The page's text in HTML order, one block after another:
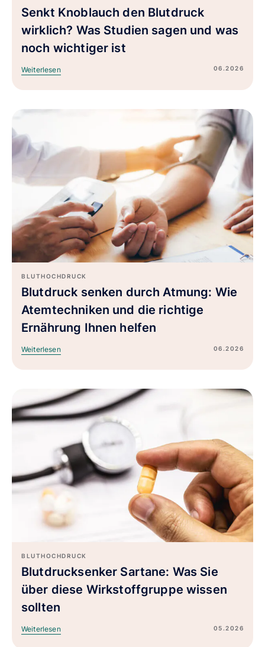
Senkt Knoblauch den Blutdruck
wirklich? Was Studien sagen und was
noch wichtiger ist
Weiterlesen 06.2026
BLUTHOCHDRUCK
Blutdruck senken durch Atmung: Wie
Atemtechniken und die richtige
Ernährung Ihnen helfen
Weiterlesen 06.2026
BLUTHOCHDRUCK
Blutdrucksenker Sartane: Was Sie
über diese Wirkstoffgruppe wissen
sollten
Weiterlesen 05.2026